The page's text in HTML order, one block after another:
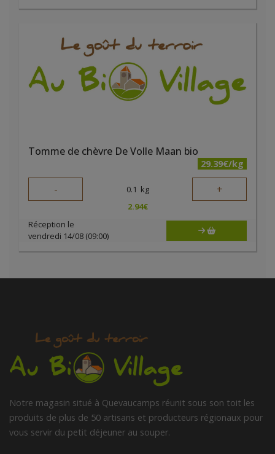
Tomme de chèvre De Volle Maan bio
29.39€/kg
- 0.1 kg +
2.94€
Réception le
vendredi 14/08 (09:00)
Notre magasin situé à Quevaucamps réunit sous son toit les
produits de plus de 50 artisans et producteurs régionaux pour
vous servir du petit déjeuner au souper.